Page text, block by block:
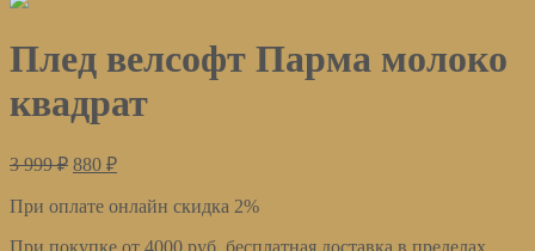
Плед велсофт Парма молоко
квадрат
3 999₽ 880 ₽
При оплате онлайн скидка 2%